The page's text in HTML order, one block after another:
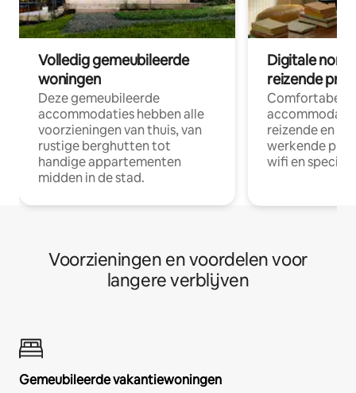
Volledig gemeubileerde
woningen
Deze gemeubileerde
accommodaties hebben alle
voorzieningen van thuis, van
rustige berghutten tot
handige appartementen
midden in de stad.
Digitale
reizende
Comfortabele
reizende en
werkende
wifi en
Voorzieningen en voordelen voor
langere verblijven
Gemeubileerde vakantiewoningen